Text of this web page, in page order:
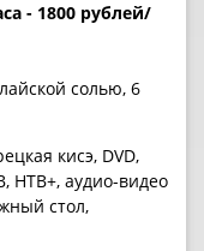
- 1800 рублей/
солью, 6
кисэ, DVD,
НТВ+, аудио-видео
стол,